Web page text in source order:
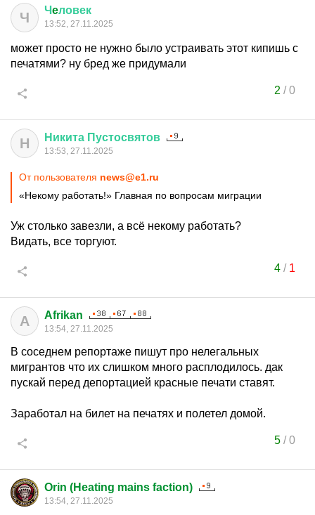
Ч Чeловек
13:52, 27.11.2025
может просто не нужно было устраивать этот кипишь с
печатями? ну бред же придумали
2 /0
Н Никита Пустосвятов
13:53, 27.11.2025
От пользователя news@e1.ru
«Некому работать!» Главная по вопросам миграции
Уж столько завезли, а всё некому работать?
Видать, все торгуют.
4/ 1
A Afrikan
13:54, 27.11.2025
В соседнем репортаже пишут про нелегальных
мигрантов что их слишком много расплодилось. дак
пускай перед депортацией красные печати ставят.
Заработал на билет на печатях и полетел домой.
5/0
Orin (Heating mains faction)
13:54, 27.11.2025